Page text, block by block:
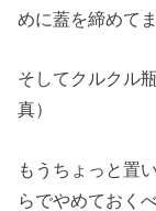
めに蓋を締めて
そしてクルクル
真）
もうちょっと置
らでやめておく